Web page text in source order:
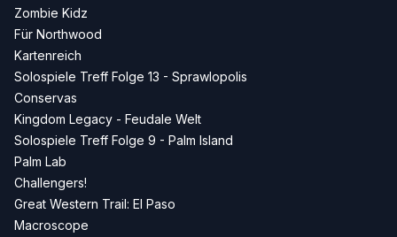
Zombie Kidz
Für Northwood
Kartenreich
Solospiele Treff Folge 13 - Sprawlopolis
Conservas
Kingdom Legacy - Feudale Welt
Solospiele Treff Folge 9 - Palm Island
Palm Lab
Challengers!
Great Western Trail: El Paso
Macroscope